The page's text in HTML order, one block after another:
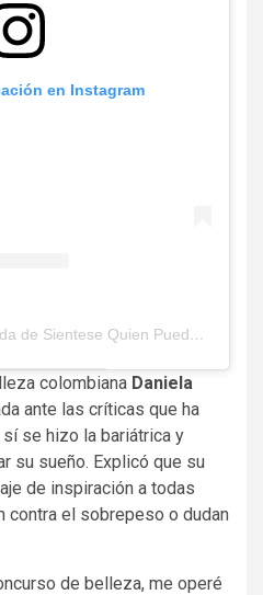
en Instagram
Una publicación compartida de Sientese Quien Pueda (@sientesequienpueda)
colombiana Daniela
ante las críticas que ha
se hizo la bariátrica y
su sueño. Explicó que su
de inspiración a todas
contra el sobrepeso o dudan
de belleza, me operé